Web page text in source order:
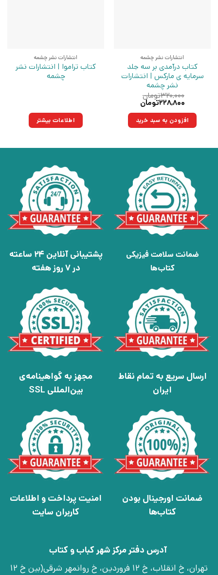
انتشارات نشر چشمه
کتاب درآمدی بر سه جلد
سرمایه ی مارکس | انتشارات
نشر چشمه
۳۲۰,۰۰۰تومان
قیمت
۳۲۰,۰۰۰تومان
بود.
۲۲۸,۸۰۰تومان
۲۲۸,۸۰۰تومان.افزودن به سبد خرید
انتشارات نشر چشمه
کتاب تراموا | انتشارات نشر
چشمه
اطلاعات بیشتر
ضمانت سلامت فیزیکی
کتاب‌ها
پشتیبانی آنلاین 24 ساعته
در 7 روز هفته
ارسال سریع به تمام نقاط
ایران
مجهز به گواهینامه‌ی
بین‌المللی SSL
ضمانت اورجینال بودن
کتاب‌ها
امنیت پرداخت و اطلاعات
کاربران سایت
آدرس دفتر مرکز شهر کباب و کتاب
تهران، خ انقلاب، خ 12 فروردین، خ روانمهر شرقی(بین خ 12